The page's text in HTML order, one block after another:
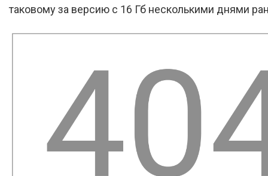
таковому за версию с 16 Гб несколькими днями